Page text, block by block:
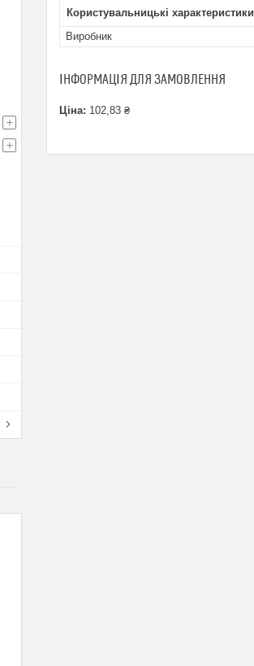
Користувальницькі характеристики
Виробник
ІНФОРМАЦІЯ ДЛЯ ЗАМОВЛЕННЯ
Ціна: 102,83 ₴